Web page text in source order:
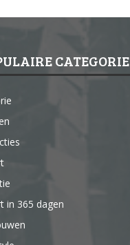
CATEGORIE
in 365 dagen